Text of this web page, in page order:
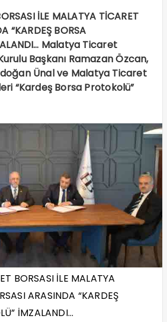
İLE MALATYA TİCARET
“KARDEŞ BORSA
Malatya Ticaret
Başkanı Ramazan Özcan,
Ünal ve Malatya Ticaret
“Kardeş Borsa Protokolü”
BORSASI İLE MALATYA
ARASINDA “KARDEŞ
İMZALANDI…